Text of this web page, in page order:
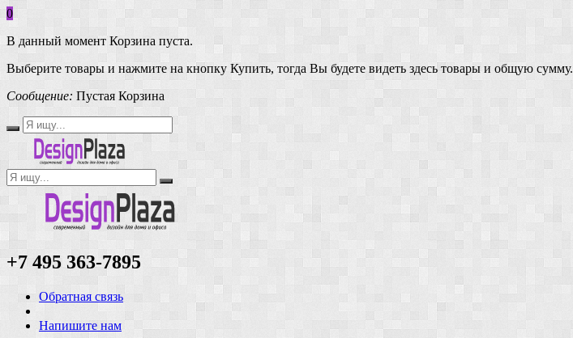
0
В данный момент Корзина пуста.
Выберите товары и нажмите на кнопку Купить, тогда Вы будете видеть здесь товары и общую сумму.
Сообщение: Пустая Корзина
+7 495 363-7895
Обратная связь
Напишите нам